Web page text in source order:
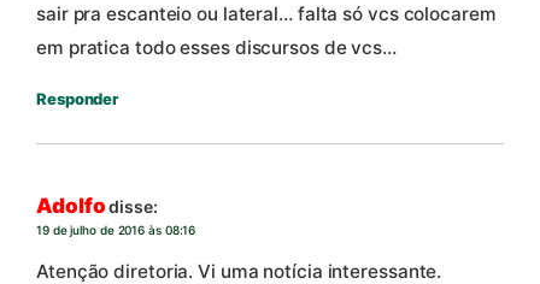
sair pra escanteio ou lateral… falta só vcs colocarem
em pratica todo esses discursos de vcs…
Responder
Adolfodisse:
19 de julho de 2016 às 08:16
Atenção diretoria. Vi uma notícia interessante.